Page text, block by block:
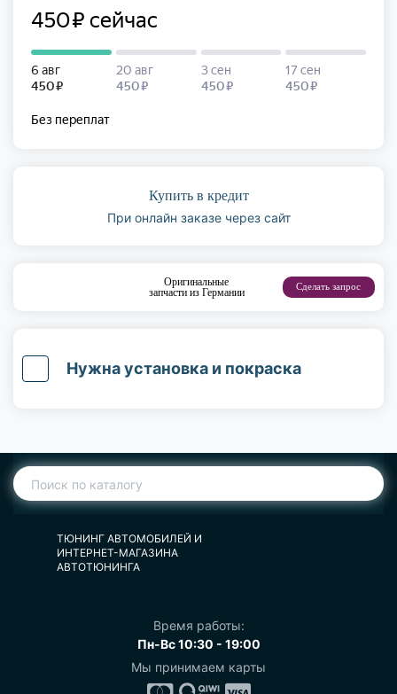
Купить в кредит
При онлайн заказе через сайт
Оригинальные
запчасти из Германии
Сделать запрос
Нужна установка и покраска
ТЮНИНГ АВТОМОБИЛЕЙ И
ИНТЕРНЕТ-МАГАЗИНА
АВТОТЮНИНГА
Время работы:
Пн-Вс 10:30 - 19:00
Мы принимаем карты